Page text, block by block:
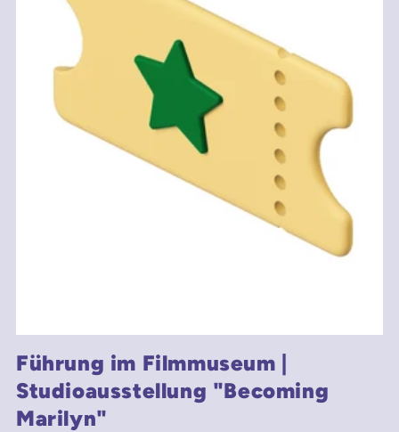
Führung im Filmmuseum |
Studioausstellung "Becoming
Marilyn"